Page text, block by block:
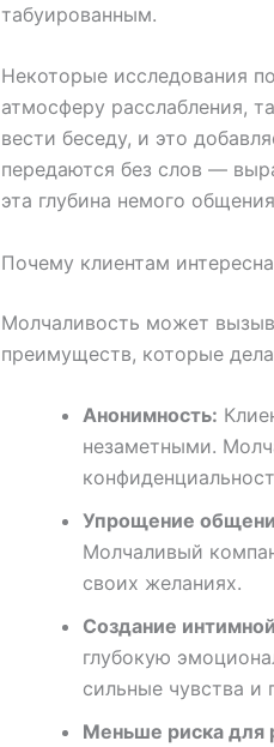
табуированным.
Некоторые исследования
атмосферу расслабления,
вести беседу, и это
передаются без слов —
эта глубина немого
Почему клиентам
Молчаливость может
преимуществ, которые
Анонимность:
незаметными.
Упрощение
Молчаливый
своих желаниях.
Создание
глубокую
сильные чувства и
Меньше риска для